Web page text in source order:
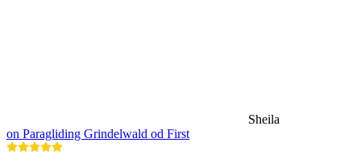
Sheila
on Paragliding Grindelwald od First